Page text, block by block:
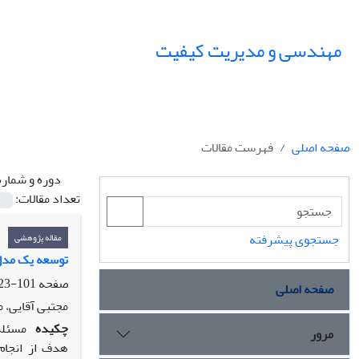
مهندسی و مدیریت کیفیت
صفحه اصلی
فهرست مقالات
دوره و
تعداد مقالات:
مقاله پژوهشی
توسعه یک
صفحه101-123
مجتبی
چکیده
هدف از
جستجوی پیشرفته
صفحه اصلی
مرور